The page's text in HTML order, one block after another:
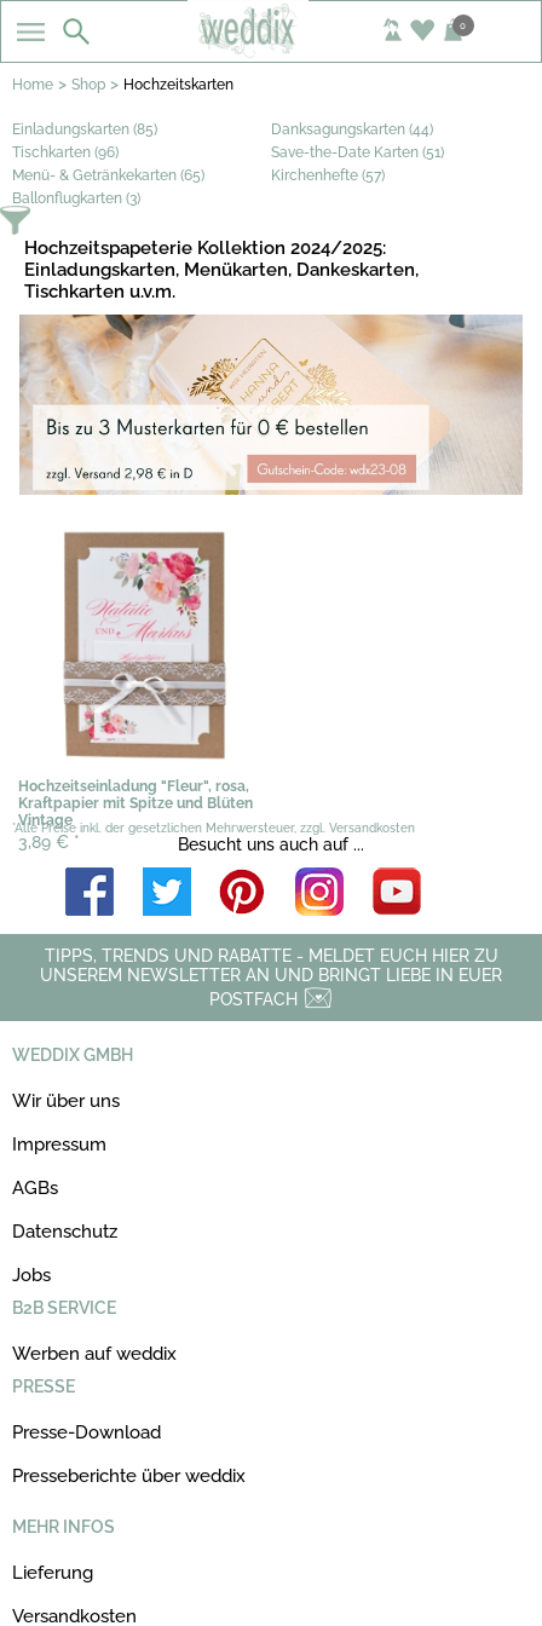
0
Home > Shop > Hochzeitskarten
Einladungskarten (85)
Danksagungskarten (44)
Tischkarten (96)
Save-the-Date Karten (51)
Menü- & Getränkekarten (65)
Kirchenhefte (57)
Ballonflugkarten (3)
Hochzeitspapeterie Kollektion 2024/2025:
Einladungskarten, Menükarten, Dankeskarten,
Tischkarten u.v.m.
Hochzeitseinladung "Fleur", rosa,
Kraftpapier mit Spitze und Blüten
Vintage
3,89 € *
*Alle Preise inkl. der gesetzlichen Mehrwersteuer, zzgl. Versandkosten
Besucht uns auch auf ...
TIPPS, TRENDS UND RABATTE - MELDET EUCH HIER ZU
UNSEREM NEWSLETTER AN UND BRINGT LIEBE IN EUER
POSTFACH
WEDDIX GMBH
Wir über uns
Impressum
AGBs
Datenschutz
Jobs
B2B SERVICE
Werben auf weddix
PRESSE
Presse-Download
Presseberichte über weddix
MEHR INFOS
Lieferung
Versandkosten